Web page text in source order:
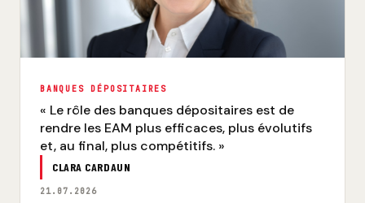
BANQUES DÉPOSITAIRES
« Le rôle des banques dépositaires est de
rendre les EAM plus efficaces, plus évolutifs
et, au final, plus compétitifs. »
CLARA CARDAUN
21.07.2026